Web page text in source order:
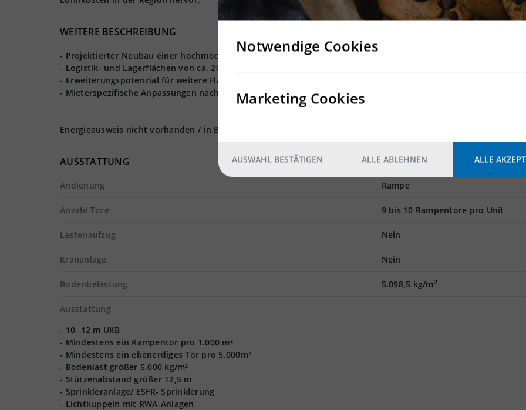
WEITERE BESCHREIBUNG
- Projektierter Neubau einer hochmodernen Lager- und Logistikhalle
- Logistik- und Lagerflächen von ca. 20.000 m² realisierbar
- Erweiterungspotenzial für weitere Flächen ist vorhanden
- Mieterspezifische Anpassungen nach Absprache möglich
Energieausweis nicht vorhanden / in Bearbeitung
AUSSTATTUNG
Andienung Rampe
Anzahl Tore 9 bis 10 Rampentore pro Unit
Lastenaufzug Nein
Krananlage Nein
Bodenbelastung 5.098,5 kg/m2
Ausstattung
- 10- 12 m UKB
- Mindestens ein Rampentor pro 1.000 m²
- Mindestens ein ebenerdiges Tor pro 5.000m²
- Bodenlast größer 5.000 kg/m²
- Stützenabstand größer 12,5 m
- Sprinkleranlage/ ESFR- Sprinklerung
- Lichtkuppeln mit RWA-Anlagen
Notwendige Cookies
Marketing Cookies
AUSWAHL BESTÄTIGEN ALLE ABLEHNEN ALLE